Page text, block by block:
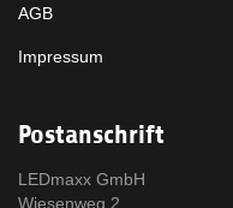
AGB
Impressum
Postanschrift
LEDmaxx GmbH
Wiesenweg 2